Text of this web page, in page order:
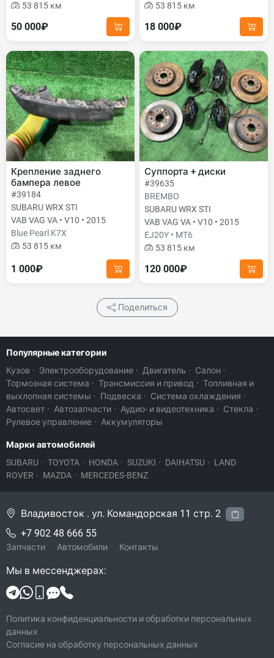
53 815 км
50 000₽
53 815 км
18 000₽
Крепление заднего
бампера левое
#39184
SUBARU WRX STI
VAB VAG VA • V10 • 2015
Blue Pearl K7X
53 815 км
1 000₽
Суппорта + диски
#39635
BREMBO
SUBARU WRX STI
VAB VAG VA • V10 • 2015
EJ20Y • MT6
53 815 км
120 000₽
Поделиться
Популярные категории
Кузов · Электрооборудование · Двигатель · Салон ·
Тормозная система · Трансмиссия и привод · Топливная и
выхлопная системы · Подвеска · Система охлаждения ·
Автосвет · Автозапчасти · Аудио- и видеотехника · Стекла ·
Рулевое управление · Аккумуляторы
Марки автомобилей
SUBARU · TOYOTA · HONDA · SUZUKI · DAIHATSU · LAND
ROVER · MAZDA · MERCEDES-BENZ
Владивосток . ул. Командорская 11 стр. 2
+7 902 48 666 55
Запчасти Автомобили Контакты
Мы в мессенджерах:
Политика конфиденциальности и обработки персональных
данных
Согласие на обработку персональных данных